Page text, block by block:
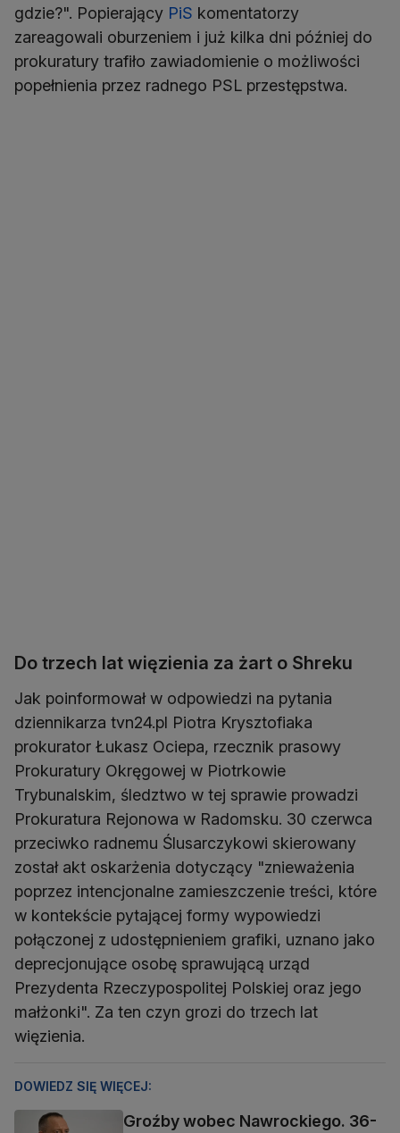
gdzie?". Popierający PiS komentatorzy
zareagowali oburzeniem i już kilka dni później do
prokuratury trafiło zawiadomienie o możliwości
popełnienia przez radnego PSL przestępstwa.
Do trzech lat więzienia za żart o Shreku
Jak poinformował w odpowiedzi na pytania
dziennikarza tvn24.pl Piotra Krysztofiaka
prokurator Łukasz Ociepa, rzecznik prasowy
Prokuratury Okręgowej w Piotrkowie
Trybunalskim, śledztwo w tej sprawie prowadzi
Prokuratura Rejonowa w Radomsku. 30 czerwca
przeciwko radnemu Ślusarczykowi skierowany
został akt oskarżenia dotyczący "znieważenia
poprzez intencjonalne zamieszczenie treści, które
w kontekście pytającej formy wypowiedzi
połączonej z udostępnieniem grafiki, uznano jako
deprecjonujące osobę sprawującą urząd
Prezydenta Rzeczypospolitej Polskiej oraz jego
małżonki". Za ten czyn grozi do trzech lat
więzienia.
DOWIEDZ SIĘ WIĘCEJ:
Groźby wobec Nawrockiego. 36-